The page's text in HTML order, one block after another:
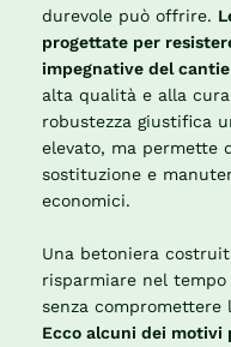
durevole può offrire.
progettate per
impegnative del
alta qualità e alla
robustezza giustifica
elevato, ma permette
sostituzione e
economici.
Una betoniera
risparmiare nel
senza compromettere
Ecco alcuni dei motivi